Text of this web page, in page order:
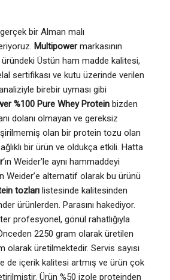
bir Alman malı
Multipowermarkasının
üründeki Üstün ham madde kalitesi,
sertifikası ve kutu üzerinde verilen
birebir uyması gibi
%100 Pure Whey Protein bizden
dolanı olmayan ve gereksiz
olan bir protein tozu olan
bir ürün ve oldukça etkili. Hatta
‘ın Weider’le aynı hammaddeyi
Weider’e alternatif olarak bu ürünü
tozları listesinde kalitesinden
ürünlerden. Parasını hakediyor.
profesyonel, gönül rahatlığıyla
2250 gram olarak üretilen
olarak üretilmektedir. Servis sayısı
de içerik kalitesi artmış ve ürün çok
Ürün %50 izole proteinden